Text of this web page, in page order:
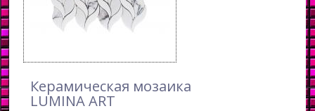
Керамическая мозаика
LUMINA ART